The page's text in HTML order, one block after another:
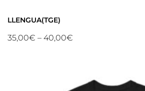
LLENGUA(TGE)
35,00€ – 40,00€